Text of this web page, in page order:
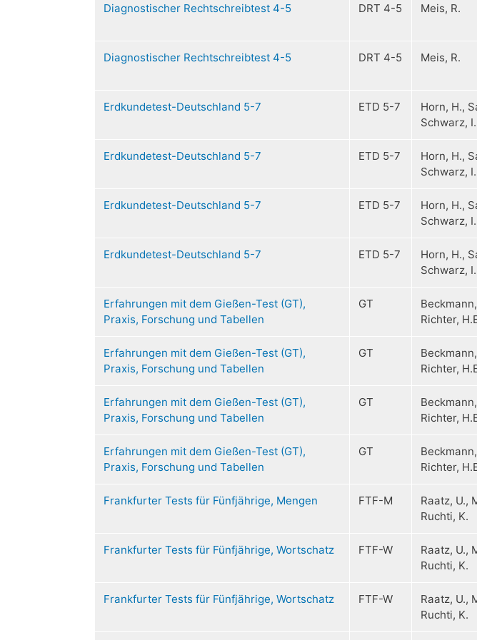
Diagnostischer Rechtschreibtest 4-5 DRT 4-5 Meis, R.
Diagnostischer Rechtschreibtest 4-5 DRT 4-5 Meis, R.
Erdkundetest-Deutschland 5-7 ETD 5-7
Horn, H.,
Schwarz,
Erdkundetest-Deutschland 5-7 ETD 5-7
Horn, H.,
Schwarz,
Erdkundetest-Deutschland 5-7 ETD 5-7
Horn, H.,
Schwarz,
Erdkundetest-Deutschland 5-7 ETD 5-7
Horn, H.,
Schwarz,
Erfahrungen mit dem Gießen-Test (GT),
Praxis, Forschung und Tabellen
GT
Richter,
Erfahrungen mit dem Gießen-Test (GT),
Praxis, Forschung und Tabellen
GT
Richter,
Erfahrungen mit dem Gießen-Test (GT),
Praxis, Forschung und Tabellen
GT
Richter,
Erfahrungen mit dem Gießen-Test (GT),
Praxis, Forschung und Tabellen
GT
Richter,
Frankfurter Tests für Fünfjährige, Mengen FTF-M
Raatz, U.,
Ruchti, K.
Frankfurter Tests für Fünfjährige, Wortschatz FTF-W
Raatz, U.,
Ruchti, K.
Frankfurter Tests für Fünfjährige, Wortschatz FTF-W
Raatz, U.,
Ruchti, K.